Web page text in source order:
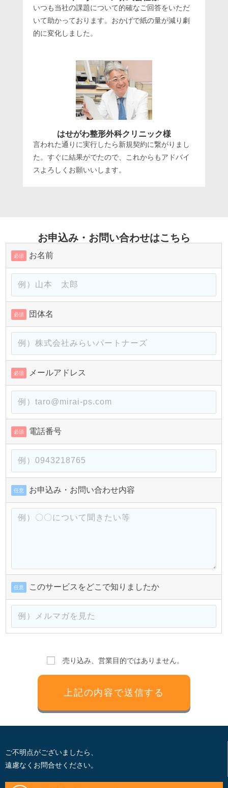
いつも当社の課題について的確なご回答をいただ
いて助かっております。おかげで紙の量が減り劇
的に変化しました。
はせがわ整形外科クリニック様
言われた通りに実行したら新規契約に繋がりまし
た。すぐに結果がでたので、これからもアドバイ
スよろしくお願いいします。
お申込み・お問い合わせはこちら
必須 お名前
必須 団体名
必須 メールアドレス
必須 電話番号
任意 お申込み・お問い合わせ内容
任意 このサービスをどこで知りましたか
売り込み、営業目的ではありません。
ご不明点がございましたら、
遠慮なくお問合せください。